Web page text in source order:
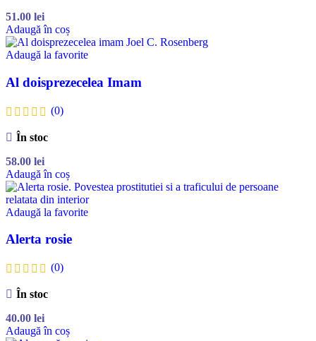
51.00 lei
Adaugă în coș
Adaugă la favorite
Al doisprezecelea Imam
(0)
În stoc
58.00 lei
Adaugă în coș
Adaugă la favorite
Alerta rosie
(0)
În stoc
40.00 lei
Adaugă în coș